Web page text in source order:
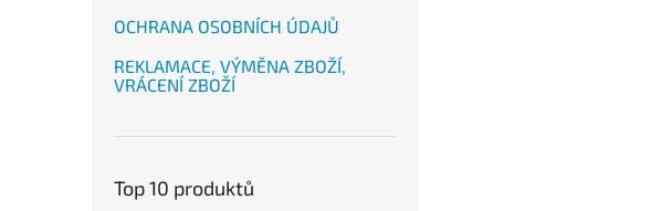
OCHRANA OSOBNÍCH ÚDAJŮ
REKLAMACE, VÝMĚNA ZBOŽÍ,
VRÁCENÍ ZBOŽÍ
Top 10 produktů